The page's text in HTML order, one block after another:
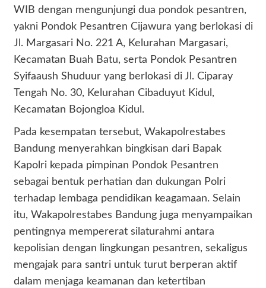
WIB dengan mengunjungi dua pondok pesantren,
yakni Pondok Pesantren Cijawura yang berlokasi di
Jl. Margasari No. 221 A, Kelurahan Margasari,
Kecamatan Buah Batu, serta Pondok Pesantren
Syifaaush Shuduur yang berlokasi di Jl. Ciparay
Tengah No. 30, Kelurahan Cibaduyut Kidul,
Kecamatan Bojongloa Kidul.
Pada kesempatan tersebut, Wakapolrestabes
Bandung menyerahkan bingkisan dari Bapak
Kapolri kepada pimpinan Pondok Pesantren
sebagai bentuk perhatian dan dukungan Polri
terhadap lembaga pendidikan keagamaan. Selain
itu, Wakapolrestabes Bandung juga menyampaikan
pentingnya mempererat silaturahmi antara
kepolisian dengan lingkungan pesantren, sekaligus
mengajak para santri untuk turut berperan aktif
dalam menjaga keamanan dan ketertiban